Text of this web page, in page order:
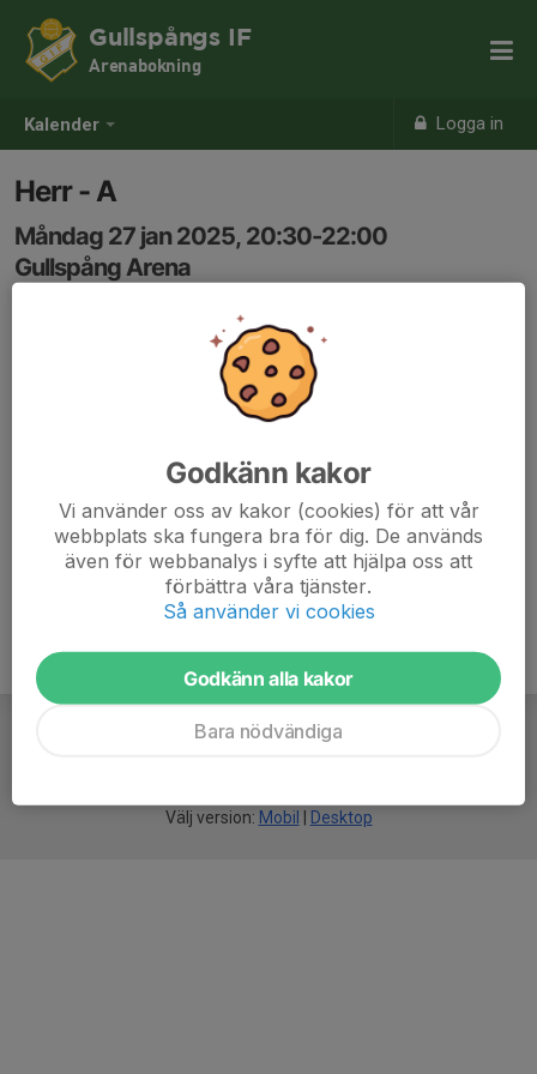
Kalender Logga in
Gullspångs IF
Arenabokning
Herr - A
Måndag 27 jan 2025, 20:30-22:00
Gullspång Arena
Välj version: Mobil Desktop
Godkänn kakor
Vi använder oss av kakor (cookies) för att vår
webbplats ska fungera bra för dig. De används
även för webbanalys i syfte att hjälpa oss att
förbättra våra tjänster.
Så använder vi cookies
Godkänn alla kakor
Bara nödvändiga